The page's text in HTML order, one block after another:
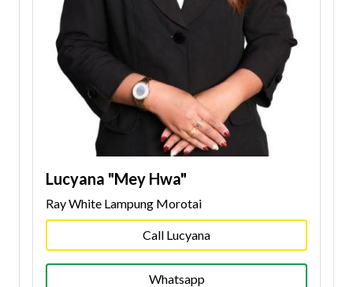
Lucyana "Mey Hwa"
Ray White Lampung Morotai
Call Lucyana
Whatsapp